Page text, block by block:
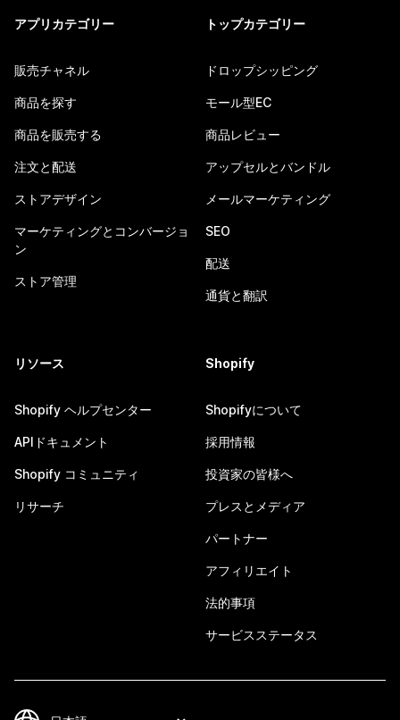
アプリカテゴリー
販売チャネル
商品を探す
商品を販売する
注文と配送
ストアデザイン
マーケティングとコンバージョ
ン
ストア管理
トップカテゴリー
ドロップシッピング
モール型EC
商品レビュー
アップセルとバンドル
メールマーケティング
SEO
配送
通貨と翻訳
リソース
Shopify ヘルプセンター
APIドキュメント
Shopify コミュニティ
リサーチ
Shopify
Shopifyについて
採用情報
投資家の皆様へ
プレスとメディア
パートナー
アフィリエイト
法的事項
サービスステータス